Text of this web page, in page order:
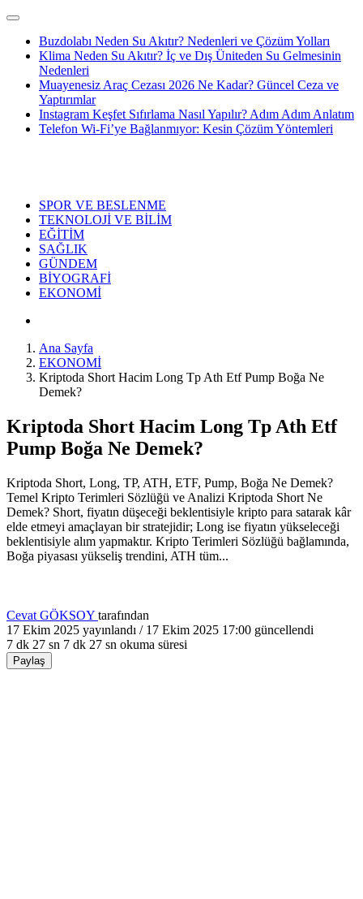
Buzdolabı Neden Su Akıtır? Nedenleri ve Çözüm Yolları
Klima Neden Su Akıtır? İç ve Dış Üniteden Su Gelmesinin
Nedenleri
Muayenesiz Araç Cezası 2026 Ne Kadar? Güncel Ceza ve
Yaptırımlar
Instagram Keşfet Sıfırlama Nasıl Yapılır? Adım Adım Anlatım
Telefon Wi-Fi’ye Bağlanmıyor: Kesin Çözüm Yöntemleri
SPOR VE BESLENME
TEKNOLOJİ VE BİLİM
EĞİTİM
SAĞLIK
GÜNDEM
BİYOGRAFİ
EKONOMİ
Ana Sayfa
EKONOMİ
Kriptoda Short Hacim Long Tp Ath Etf Pump Boğa Ne
Demek?
Kriptoda Short Hacim Long Tp Ath Etf
Pump Boğa Ne Demek?
Kriptoda Short, Long, TP, ATH, ETF, Pump, Boğa Ne Demek?
Temel Kripto Terimleri Sözlüğü ve Analizi Kriptoda Short Ne
Demek? Short, fiyatın düşeceği beklentisiyle kripto para satarak kâr
elde etmeyi amaçlayan bir stratejidir; Long ise fiyatın yükseleceği
beklentisiyle alım yapmaktır. Kripto Terimleri Sözlüğü bağlamında,
Boğa piyasası yükseliş trendini, ATH tüm...
Cevat GÖKSOY tarafından
17 Ekim 2025 yayınlandı / 17 Ekim 2025 17:00 güncellendi
7 dk 27 sn 7 dk 27 sn okuma süresi
Paylaş